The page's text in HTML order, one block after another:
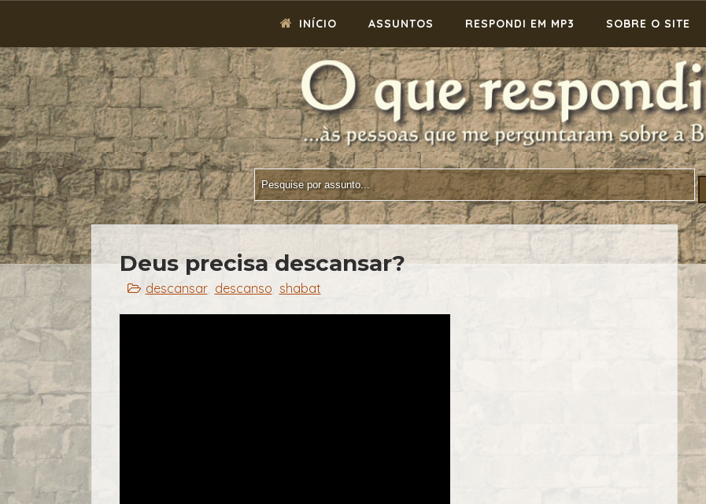
INÍCIO ASSUNTOS RESPONDI EM MP3 SOBRE O SITE
Deus precisa descansar?
descansar, descanso shabat